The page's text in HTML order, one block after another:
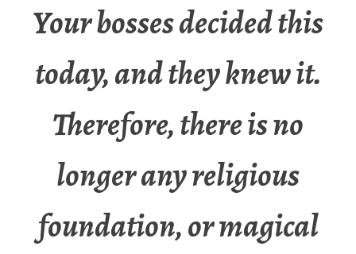
Your bosses decided this
today, and they knew it.
Therefore, there is no
longer any religious
foundation, or magical